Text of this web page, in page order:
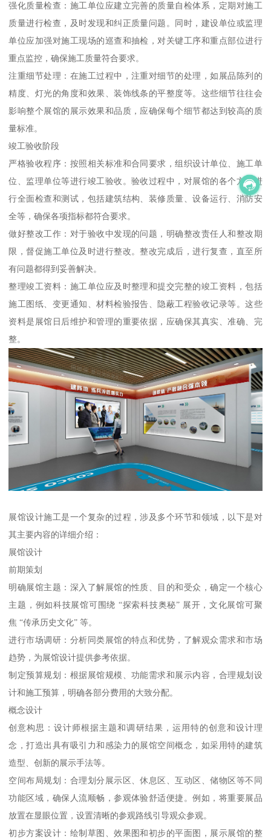
强化质量检查：施工单位应建立完善的质量自检体系，定期对施工
质量进行检查，及时发现和纠正质量问题。同时，建设单位或监理
单位应加强对施工现场的巡查和抽检，对关键工序和重点部位进行
重点监控，确保施工质量符合要求。
注重细节处理：在施工过程中，注重对细节的处理，如展品陈列的
精度、灯光的角度和效果、装饰线条的平整度等。这些细节往往会
影响整个展馆的展示效果和品质，应确保每个细节都达到较高的质
量标准。
竣工验收阶段
严格验收程序：按照相关标准和合同要求，组织设计单位、施工单
位、监理单位等进行竣工验收。验收过程中，对展馆的各个方面进
行全面检查和测试，包括建筑结构、装修质量、设备运行、消防安
全等，确保各项指标都符合要求。
做好整改工作：对于验收中发现的问题，明确整改责任人和整改期
限，督促施工单位及时进行整改。整改完成后，进行复查，直至所
有问题都得到妥善解决。
整理竣工资料：施工单位应及时整理和提交完整的竣工资料，包括
施工图纸、变更通知、材料检验报告、隐蔽工程验收记录等。这些
资料是展馆日后维护和管理的重要依据，应确保其真实、准确、完
整。
展馆设计施工是一个复杂的过程，涉及多个环节和领域，以下是对
其主要内容的详细介绍：
展馆设计
前期策划
明确展馆主题：深入了解展馆的性质、目的和受众，确定一个核心
主题，例如科技展馆可围绕 “探索科技奥秘” 展开，文化展馆可聚
焦 “传承历史文化” 等。
进行市场调研：分析同类展馆的特点和优势，了解观众需求和市场
趋势，为展馆设计提供参考依据。
制定预算规划：根据展馆规模、功能需求和展示内容，合理规划设
计和施工预算，明确各部分费用的大致分配。
概念设计
创意构思：设计师根据主题和调研结果，运用特的创意和设计理
念，打造出具有吸引力和感染力的展馆空间概念，如采用特的建筑
造型、创新的展示手法等。
空间布局规划：合理划分展示区、休息区、互动区、储物区等不同
功能区域，确保人流顺畅，参观体验舒适便捷。例如，将重要展品
放置在显眼位置，设置清晰的参观路线引导观众参观。
初步方案设计：绘制草图、效果图和初步的平面图，展示展馆的整